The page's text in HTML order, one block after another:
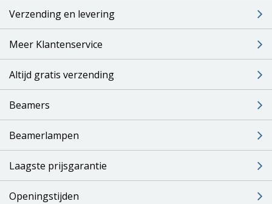
Verzending en levering
Meer Klantenservice
Altijd gratis verzending
Beamers
Beamerlampen
Laagste prijsgarantie
Openingstijden